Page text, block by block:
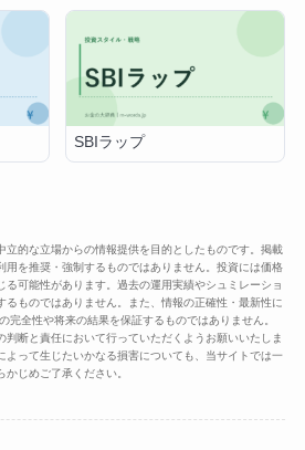
SBIラップ
的な立場からの情報提供を目的としたものです。掲載
用を推奨・強制するものではありません。投資には価格
る可能性があります。過去の運用実績やシュミレーショ
るものではありません。また、情報の正確性・最新性に
完全性や将来の結果を保証するものではありません。
判断と責任において行っていただくようお願いいたしま
よって生じたいかなる損害についても、当サイトでは一
じめご了承ください。